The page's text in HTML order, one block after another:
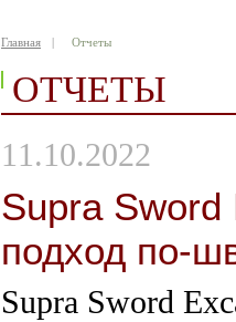
Главная Отчеты
ОТЧЕТЫ
11.10.2022
Supra
подход по-
Supra Sword